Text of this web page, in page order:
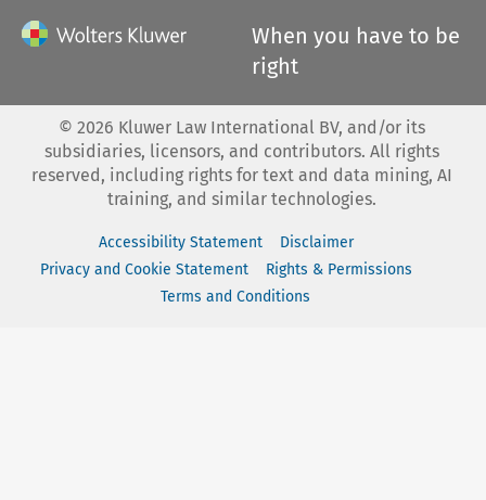
When you have to be
right
© 2026 Kluwer Law International BV, and/or its
subsidiaries, licensors, and contributors. All rights
reserved, including rights for text and data mining, AI
training, and similar technologies.
Accessibility Statement
Disclaimer
Privacy and Cookie Statement
Rights & Permissions
Terms and Conditions